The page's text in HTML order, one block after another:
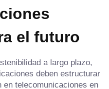
el futuro
a largo plazo,
deben estructurar
telecomunicaciones en